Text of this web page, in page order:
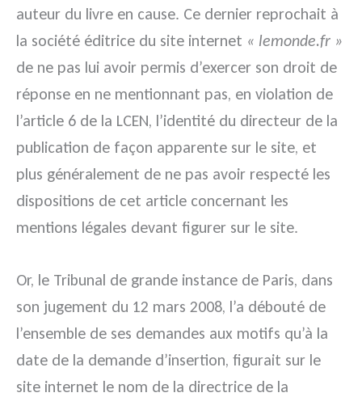
auteur du livre en cause. Ce dernier reprochait à
la société éditrice du site internet « lemonde.fr »
de ne pas lui avoir permis d’exercer son droit de
réponse en ne mentionnant pas, en violation de
l’article 6 de la LCEN, l’identité du directeur de la
publication de façon apparente sur le site, et
plus généralement de ne pas avoir respecté les
dispositions de cet article concernant les
mentions légales devant figurer sur le site.
Or, le Tribunal de grande instance de Paris, dans
son jugement du 12 mars 2008, l’a débouté de
l’ensemble de ses demandes aux motifs qu’à la
date de la demande d’insertion, figurait sur le
site internet le nom de la directrice de la